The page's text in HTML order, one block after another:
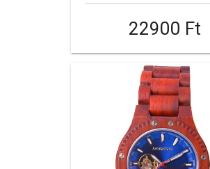
22900 Ft